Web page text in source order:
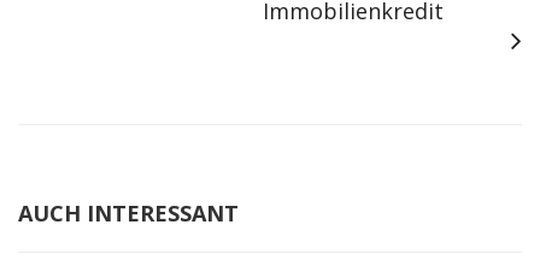
Immobilienkredit
AUCH INTERESSANT